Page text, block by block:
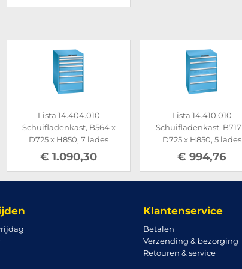
Lista 14.410.010
Schuifladenkast, B717 x
D725 x H850, 5 lades
€ 994,76
Lista
Schuifladenkast,
D725 x H1450, 10
€
Klantenservice
Betalen
Verzending & bezorging
Retouren & service